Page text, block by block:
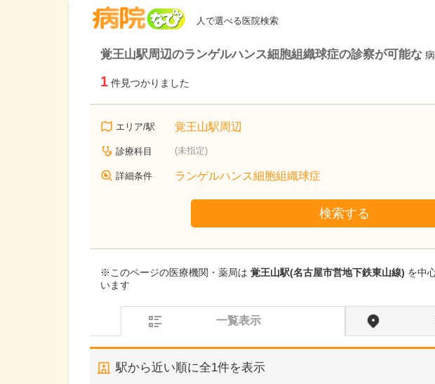
人で選べる医院検索
覚王山駅周辺のランゲルハンス細胞組織球症の診察が可能な
1 件見つかりました
エリア/駅 覚王山駅周辺
診療科目 (未指定)
詳細条件 ランゲルハンス細胞組織球症
検索する
※このページの医療機関・薬局は 覚王山駅(名古屋市営地下鉄東山線) を中
います
一覧表示
駅から近い順に全1件を表示
神奈川県
今井内科
複数の
は、ど
当院に
富な臨